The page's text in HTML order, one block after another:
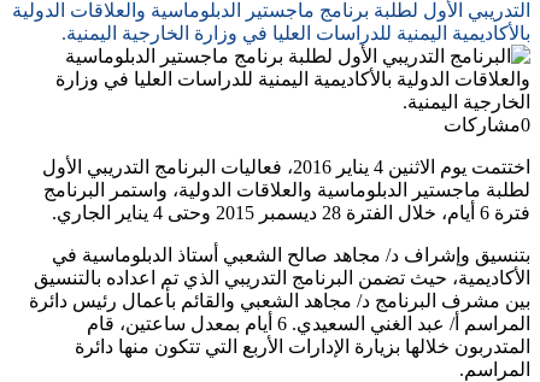
التدريبي الأول لطلبة برنامج ماجستير الدبلوماسية والعلاقات الدولية
بالأكاديمية اليمنية للدراسات العليا في وزارة الخارجية اليمنية.
0مشاركات
اختتمت يوم الاثنين 4 يناير 2016، فعاليات البرنامج التدريبي الأول
لطلبة ماجستير الدبلوماسية والعلاقات الدولية، واستمر البرنامج
فترة 6 أيام، خلال الفترة 28 ديسمبر 2015 وحتى 4 يناير الجاري.
بتنسيق وإشراف د/ مجاهد صالح الشعبي أستاذ الدبلوماسية في
الأكاديمية، حيث تضمن البرنامج التدريبي الذي تم اعداده بالتنسيق
بين مشرف البرنامج د/ مجاهد الشعبي والقائم بأعمال رئيس دائرة
المراسم أ/ عبد الغني السعيدي. 6 أيام بمعدل ساعتين، قام
المتدربون خلالها بزيارة الإدارات الأربع التي تتكون منها دائرة
المراسم.